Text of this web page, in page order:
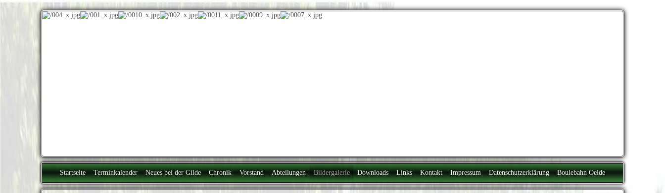
Startseite Terminkalender Neues bei der Gilde Chronik Vorstand Abteilungen Bildergalerie Downloads Links Kontakt Impressum Datenschutzerklärung Boulebahn Oelde